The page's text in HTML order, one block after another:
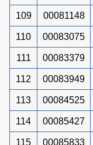
109 00081148
110 00083075
111 00083379
112 00083949
113 00084525
114 00085427
115 00085833